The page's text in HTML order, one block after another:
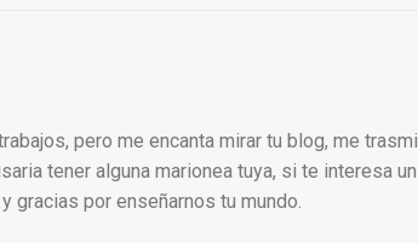
pero me encanta mirar tu blog, me
tener alguna marionea tuya, si te interesa
gracias por enseñarnos tu mundo.